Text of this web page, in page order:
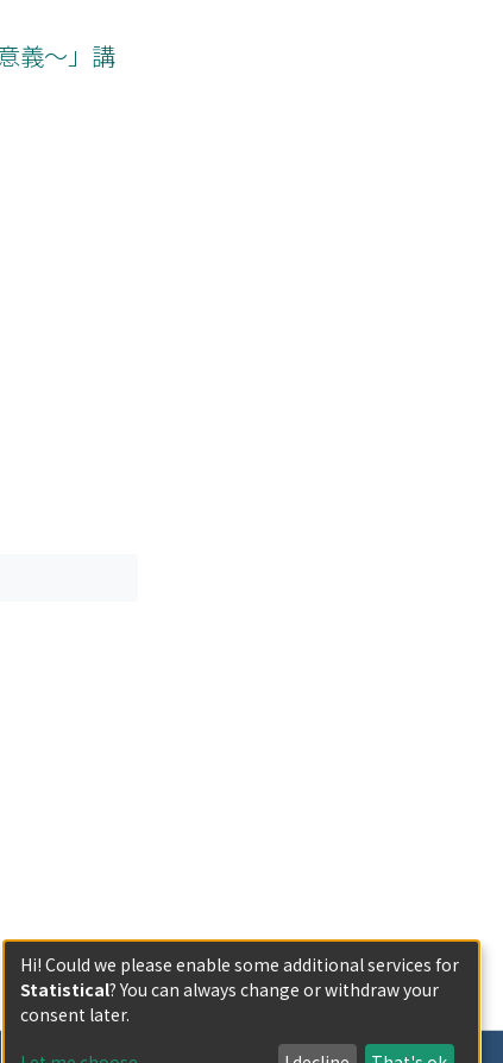
義～」講
Hi! Could we please enable some additional services for
Statistical? You can always change or withdraw your
consent later.